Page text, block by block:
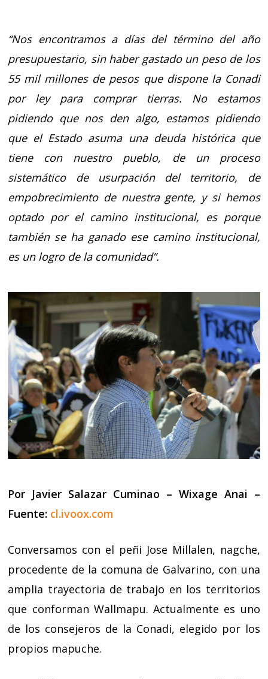
“Nos encontramos a días del término del año
presupuestario, sin haber gastado un peso de los
55 mil millones de pesos que dispone la Conadi
por ley para comprar tierras. No estamos
pidiendo que nos den algo, estamos pidiendo
que el Estado asuma una deuda histórica que
tiene con nuestro pueblo, de un proceso
sistemático de usurpación del territorio, de
empobrecimiento de nuestra gente, y si hemos
optado por el camino institucional, es porque
también se ha ganado ese camino institucional,
es un logro de la comunidad”.
Por Javier Salazar Cuminao – Wixage Anai –
Fuente: cl.ivoox.com
Conversamos con el peñi Jose Millalen, nagche,
procedente de la comuna de Galvarino, con una
amplia trayectoria de trabajo en los territorios
que conforman Wallmapu. Actualmente es uno
de los consejeros de la Conadi, elegido por los
propios mapuche.